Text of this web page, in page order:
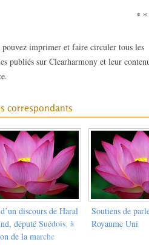
* *
pouvez imprimer et faire circuler tous les
publiés sur Clearharmony et leur
correspondants
discours de Haral
député Suédois, à
de la marche
Soutiens de
Royaume Uni